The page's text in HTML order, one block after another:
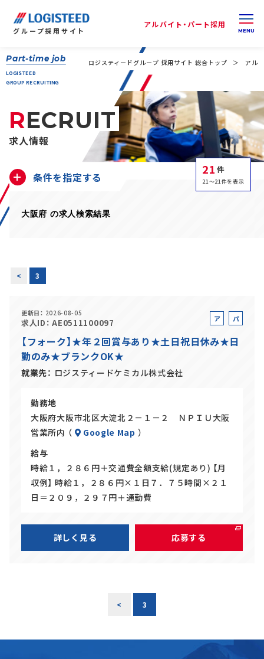
グループ採用サイト
アルバイト・パート採用
アルバイト・パート採用
SHARE
Part-time job
LOGISTEED
GROUP RECRUITING
ロジスティードグループ 採用サイト 総合トップ アル
RECRUIT
求人情報
21 件
21～21件を表示
条件を指定する
大阪府 の求人検索結果
< 3
更新日 2026-08-05
求人ID AE0511100097
ア
バ
パ
ト
【フォーク】★年２回賞与あり★土日祝日休み★日
勤のみ★ブランクOK★
就業先 ロジスティードケミカル株式会社
勤務地
大阪府大阪市北区大淀北２－１－２ ＮＰＩＵ大阪
営業所内 （
Google Map ）
給与
時給１，２８６円＋交通費全額支給(規定あり) 【月
収例】 時給１，２８６円×１日７．７５時間×２１
日＝２０９，２９７円＋通勤費
詳しく見る 応募する
< 3